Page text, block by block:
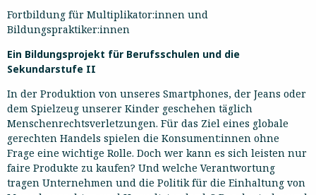
Fortbildung für Multiplikator:innen und
Bildungspraktiker:innen
Ein Bildungsprojekt für Berufsschulen und die
Sekundarstufe II
In der Produktion von unseres Smartphones, der Jeans oder
dem Spielzeug unserer Kinder geschehen täglich
Menschenrechtsverletzungen. Für das Ziel eines globale
gerechten Handels spielen die Konsument:innen ohne
Frage eine wichtige Rolle. Doch wer kann es sich leisten nur
faire Produkte zu kaufen? Und welche Verantwortung
tragen Unternehmen und die Politik für die Einhaltung von